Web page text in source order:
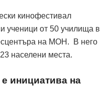
кинофестивал
ученици от 50 училища в
на МОН. В него
населени места.
инициатива на